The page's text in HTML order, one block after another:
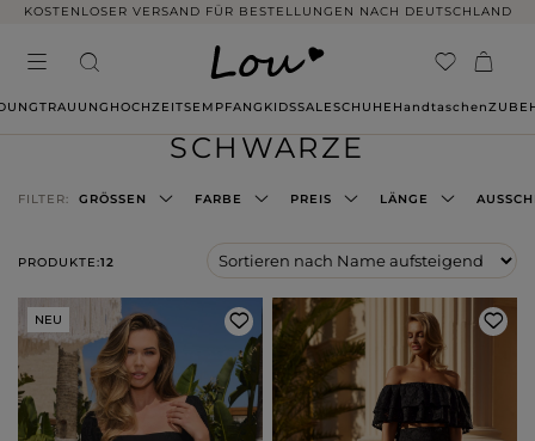
KOSTENLOSER VERSAND FÜR BESTELLUNGEN NACH DEUTSCHLAND
TRAUUNG HOCHZEITSEMPFANG KIDSSALESCHUHE Handtaschen
SCHWARZE
PRODUKTE:12
FILTER: GRÖSSEN FARBE PREIS LÄNGE
NEU